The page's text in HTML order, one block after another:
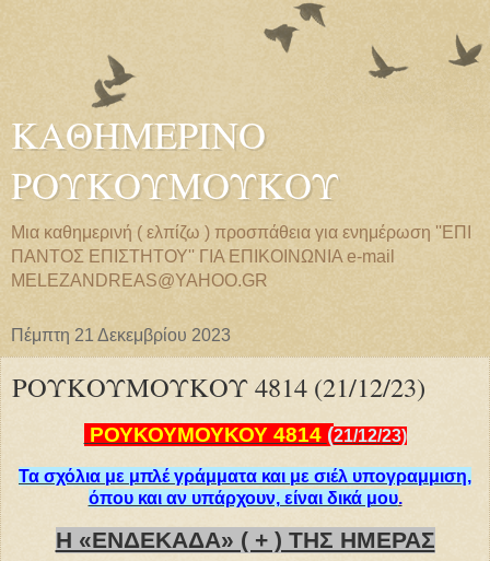
ΚΑΘΗΜΕΡΙΝΟ
ΡΟΥΚΟΥΜΟΥΚΟΥ
Μια καθημερινή ( ελπίζω ) προσπάθεια για ενημέρωση ''ΕΠΙ
ΠΑΝΤΟΣ ΕΠΙΣΤΗΤΟΥ'' ΓΙΑ ΕΠΙΚΟΙΝΩΝΙΑ e-mail
MELEZANDREAS@YAHOO.GR
Πέμπτη 21 Δεκεμβρίου 2023
ΡΟΥΚΟΥΜΟΥΚΟΥ 4814 (21/12/23)
ΡΟΥΚΟΥΜΟΥΚΟΥ 4814 (21/12/23)
Τα σχόλια με μπλέ γράμματα και με σιέλ υπογραμμιση,
όπου και αν υπάρχουν, είναι δικά μου.
Η «ΕΝΔΕΚΑΔΑ» ( + ) ΤΗΣ ΗΜΕΡΑΣ